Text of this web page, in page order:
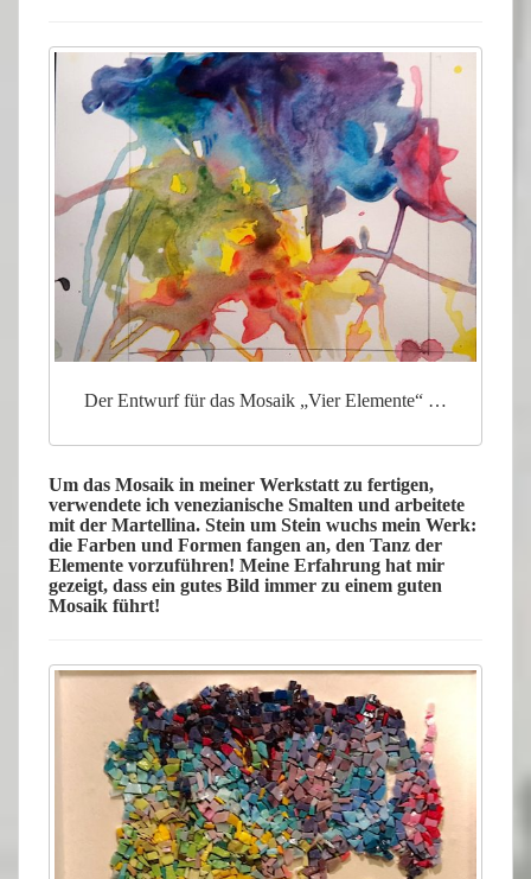
Der Entwurf für das Mosaik „Vier Elemente“ …
Um das Mosaik in meiner Werkstatt zu fertigen,
verwendete ich venezianische Smalten und arbeitete
mit der Martellina. Stein um Stein wuchs mein Werk:
die Farben und Formen fangen an, den Tanz der
Elemente vorzuführen! Meine Erfahrung hat mir
gezeigt, dass ein gutes Bild immer zu einem guten
Mosaik führt!